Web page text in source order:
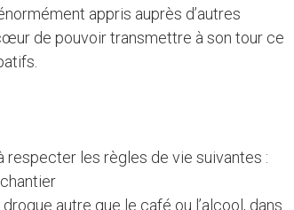
appris auprès d’autres
de pouvoir transmettre à son tour ce
respecter les règles de vie suivantes :
autre que le café ou l’alcool, dans